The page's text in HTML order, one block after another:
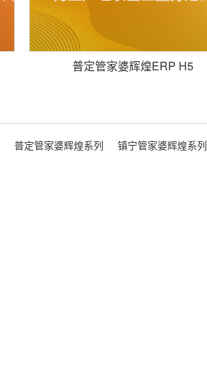
普定管家婆辉煌ERP H5
普定管家婆辉煌系列 镇宁管家婆辉煌系列